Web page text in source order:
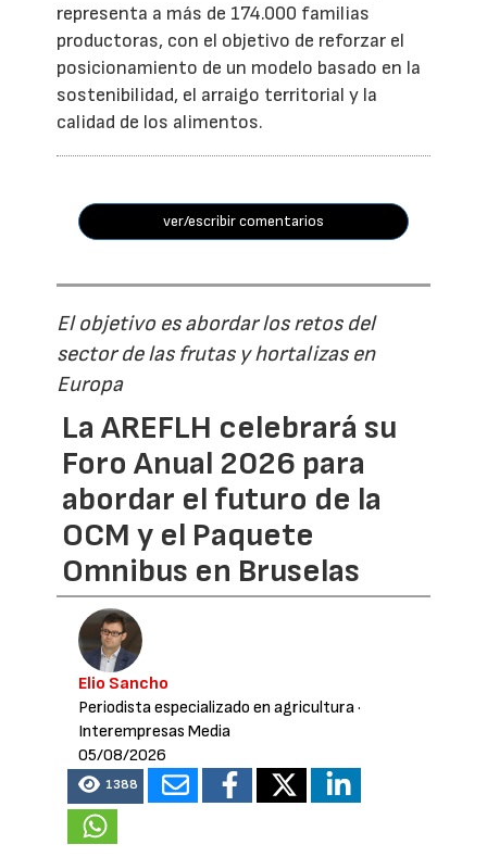
representa a más de 174.000 familias
productoras, con el objetivo de reforzar el
posicionamiento de un modelo basado en la
sostenibilidad, el arraigo territorial y la
calidad de los alimentos.
ver/escribir comentarios
El objetivo es abordar los retos del
sector de las frutas y hortalizas en
Europa
La AREFLH celebrará su
Foro Anual 2026 para
abordar el futuro de la
OCM y el Paquete
Omnibus en Bruselas
Elio Sancho
Periodista especializado en agricultura·
Interempresas Media
05/08/2026
1388